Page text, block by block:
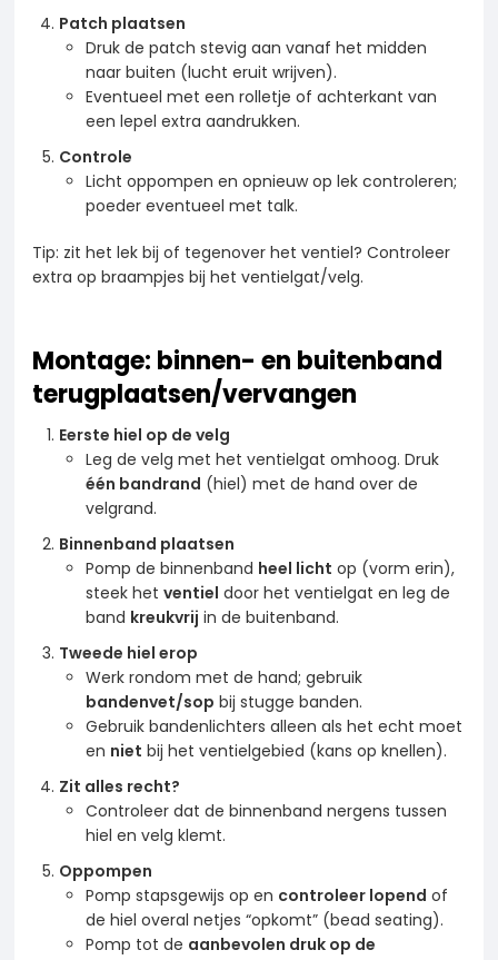
Patch plaatsen
Druk de patch stevig aan vanaf het midden
naar buiten (lucht eruit wrijven).
Eventueel met een rolletje of achterkant van
een lepel extra aandrukken.
Controle
Licht oppompen en opnieuw op lek controleren;
poeder eventueel met talk.
Tip: zit het lek bij of tegenover het ventiel? Controleer
extra op braampjes bij het ventielgat/velg.
Montage: binnen- en buitenband
terugplaatsen/vervangen
Eerste hiel op de velg
Leg de velg met het ventielgat omhoog. Druk
één bandrand (hiel) met de hand over de
velgrand.
Binnenband plaatsen
Pomp de binnenband heel licht op (vorm erin),
steek het ventiel door het ventielgat en leg de
band kreukvrij in de buitenband.
Tweede hiel erop
Werk rondom met de hand; gebruik
bandenvet/sop bij stugge banden.
Gebruik bandenlichters alleen als het echt moet
en niet bij het ventielgebied (kans op knellen).
Zit alles recht?
Controleer dat de binnenband nergens tussen
hiel en velg klemt.
Oppompen
Pomp stapsgewijs op en controleer lopend of
de hiel overal netjes “opkomt” (bead seating).
Pomp tot de aanbevolen druk op de